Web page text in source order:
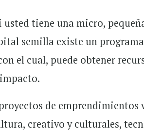
usted tiene una micro,
semilla existe un
el cual, puede obtener
de
creativo y culturales,